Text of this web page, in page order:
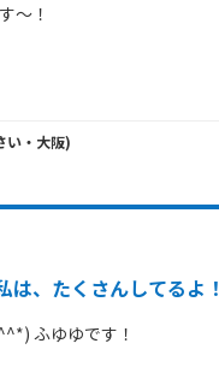
～！
い・ 大阪)
は、たくさんしてるよ！
ふゆゆです！